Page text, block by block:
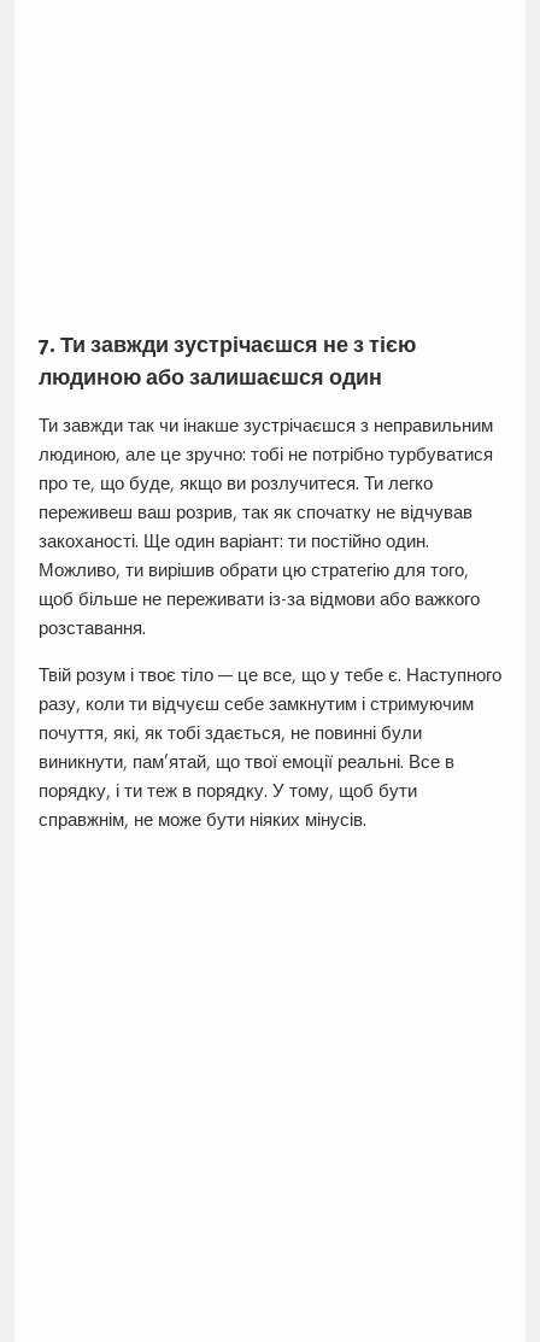
7. Ти завжди зустрічаєшся не з тією
людиною або залишаєшся один
Ти завжди так чи інакше зустрічаєшся з неправильним
людиною, але це зручно: тобі не потрібно турбуватися
про те, що буде, якщо ви розлучитеся. Ти легко
переживеш ваш розрив, так як спочатку не відчував
закоханості. Ще один варіант: ти постійно один.
Можливо, ти вирішив обрати цю стратегію для того,
щоб більше не переживати із-за відмови або важкого
розставання.
Твій розум і твоє тіло — це все, що у тебе є. Наступного
разу, коли ти відчуєш себе замкнутим і стримуючим
почуття, які, як тобі здається, не повинні були
виникнути, пам’ятай, що твої емоції реальні. Все в
порядку, і ти теж в порядку. У тому, щоб бути
справжнім, не може бути ніяких мінусів.